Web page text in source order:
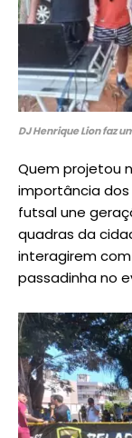
DJ Henrique Lion faz
Quem projetou
importância dos
futsal une
quadras da
interagirem
passadinha no